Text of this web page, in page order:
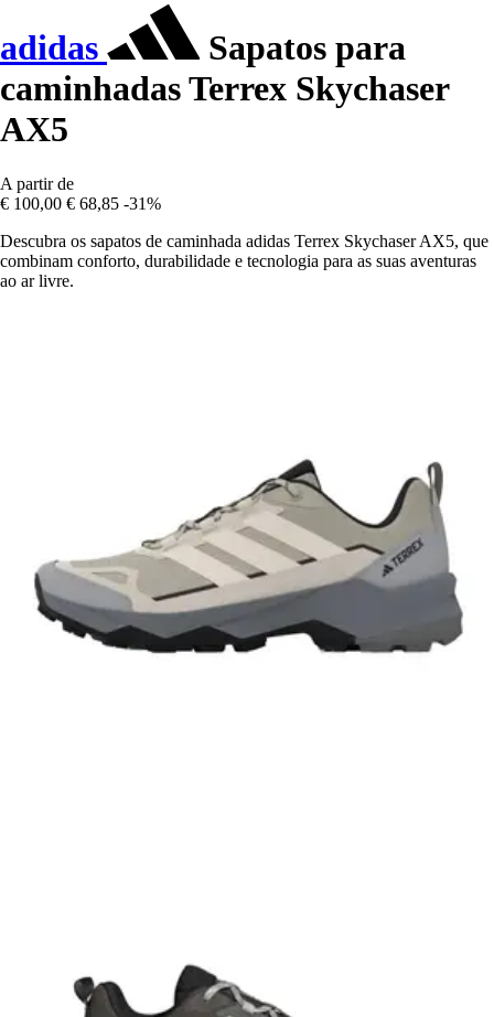
adidas
Sapatos para
caminhadas Terrex Skychaser
AX5
A partir de
€ 100,00 € 68,85 -31%
Descubra os sapatos de caminhada adidas Terrex Skychaser AX5, que
combinam conforto, durabilidade e tecnologia para as suas aventuras
ao ar livre.